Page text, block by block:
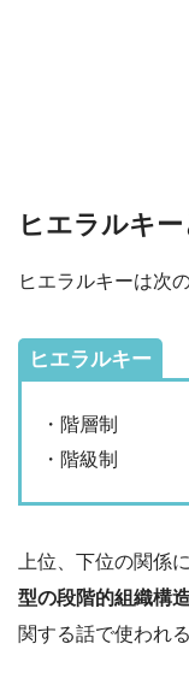
ヒエラルキ
ヒエラルキーは次
ヒエラルキー
・階層制
・階級制
上位、下位の関係
型の段階的組織構
関する話で使われ